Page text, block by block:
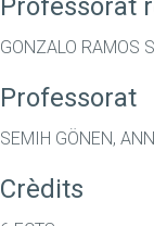
GONZALO RAMOS
Professorat
SEMIH GÖNEN,
Crèdits